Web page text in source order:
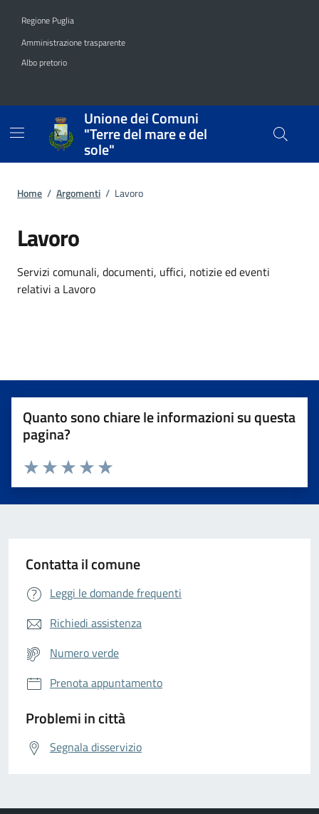
Regione Puglia
Amministrazione trasparente
Albo pretorio
Unione dei Comuni
"Terre del mare e del
sole"
Home / Argomenti / Lavoro
Lavoro
Dettagli dell'argomento
Servizi comunali, documenti, uffici, notizie ed eventi
relativi a Lavoro
Quanto sono chiare le informazioni su questa
pagina?
Valuta da 1 a 5 stelle la pagina
Valuta 5 stelle su 5
Valuta 4 stelle su 5
Valuta 3 stelle su 5
Valuta 2 stelle su 5
Valuta 1 stelle su 5
Contatta il comune
Leggi le domande frequenti
Richiedi assistenza
Numero verde
Prenota appuntamento
Problemi in città
Segnala disservizio